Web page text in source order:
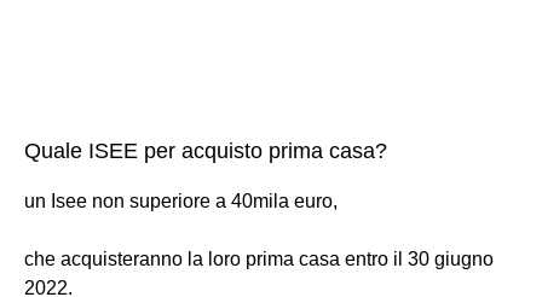
Quale ISEE per acquisto prima casa?
un Isee non superiore a 40mila euro,
che acquisteranno la loro prima casa entro il 30 giugno
2022.